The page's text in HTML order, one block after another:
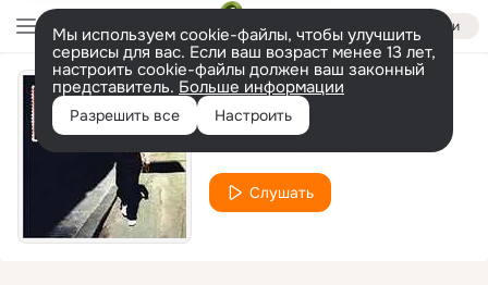
Войти
Мы используем cookie-файлы, чтобы улучшить
сервисы для вас. Если ваш возраст менее 13 лет,
настроить cookie-файлы должен ваш законный
представитель. Больше информации
Разрешить все Настроить
La Bayamesa
Слушать